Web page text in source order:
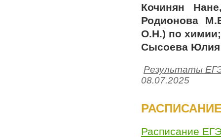
Кочинян
Родионова
О.Н.) по химии;
Сысоева Юлия
Результаты
08.07.2025
Расписание